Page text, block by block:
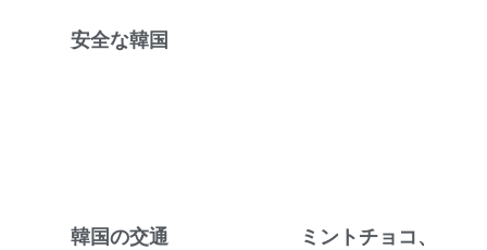
安全な韓国
韓国の交通
ミントチョコ、